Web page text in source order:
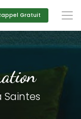
Gratuit
Saintes